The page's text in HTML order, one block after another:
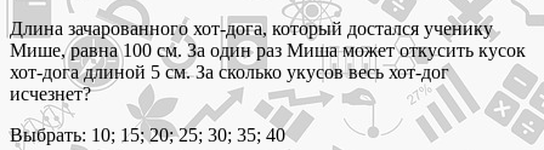
Длина зачарованного хот‑дога, который достался ученику
Мише, равна 100 см. За один раз Миша может откусить кусок
хот‑дога длиной 5 см. За сколько укусов весь хот‑дог
исчезнет?
Выбрать: 10; 15; 20; 25; 30; 35; 40